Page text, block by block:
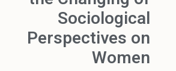
Sociological
Perspectives on
Women